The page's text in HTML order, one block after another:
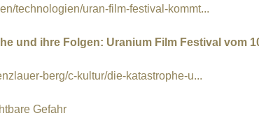
technologien/uran-film-festival-kommt...
und ihre Folgen: Uranium Film Festival vom
berg/c-kultur/die-katastrophe-u...
Gefahr